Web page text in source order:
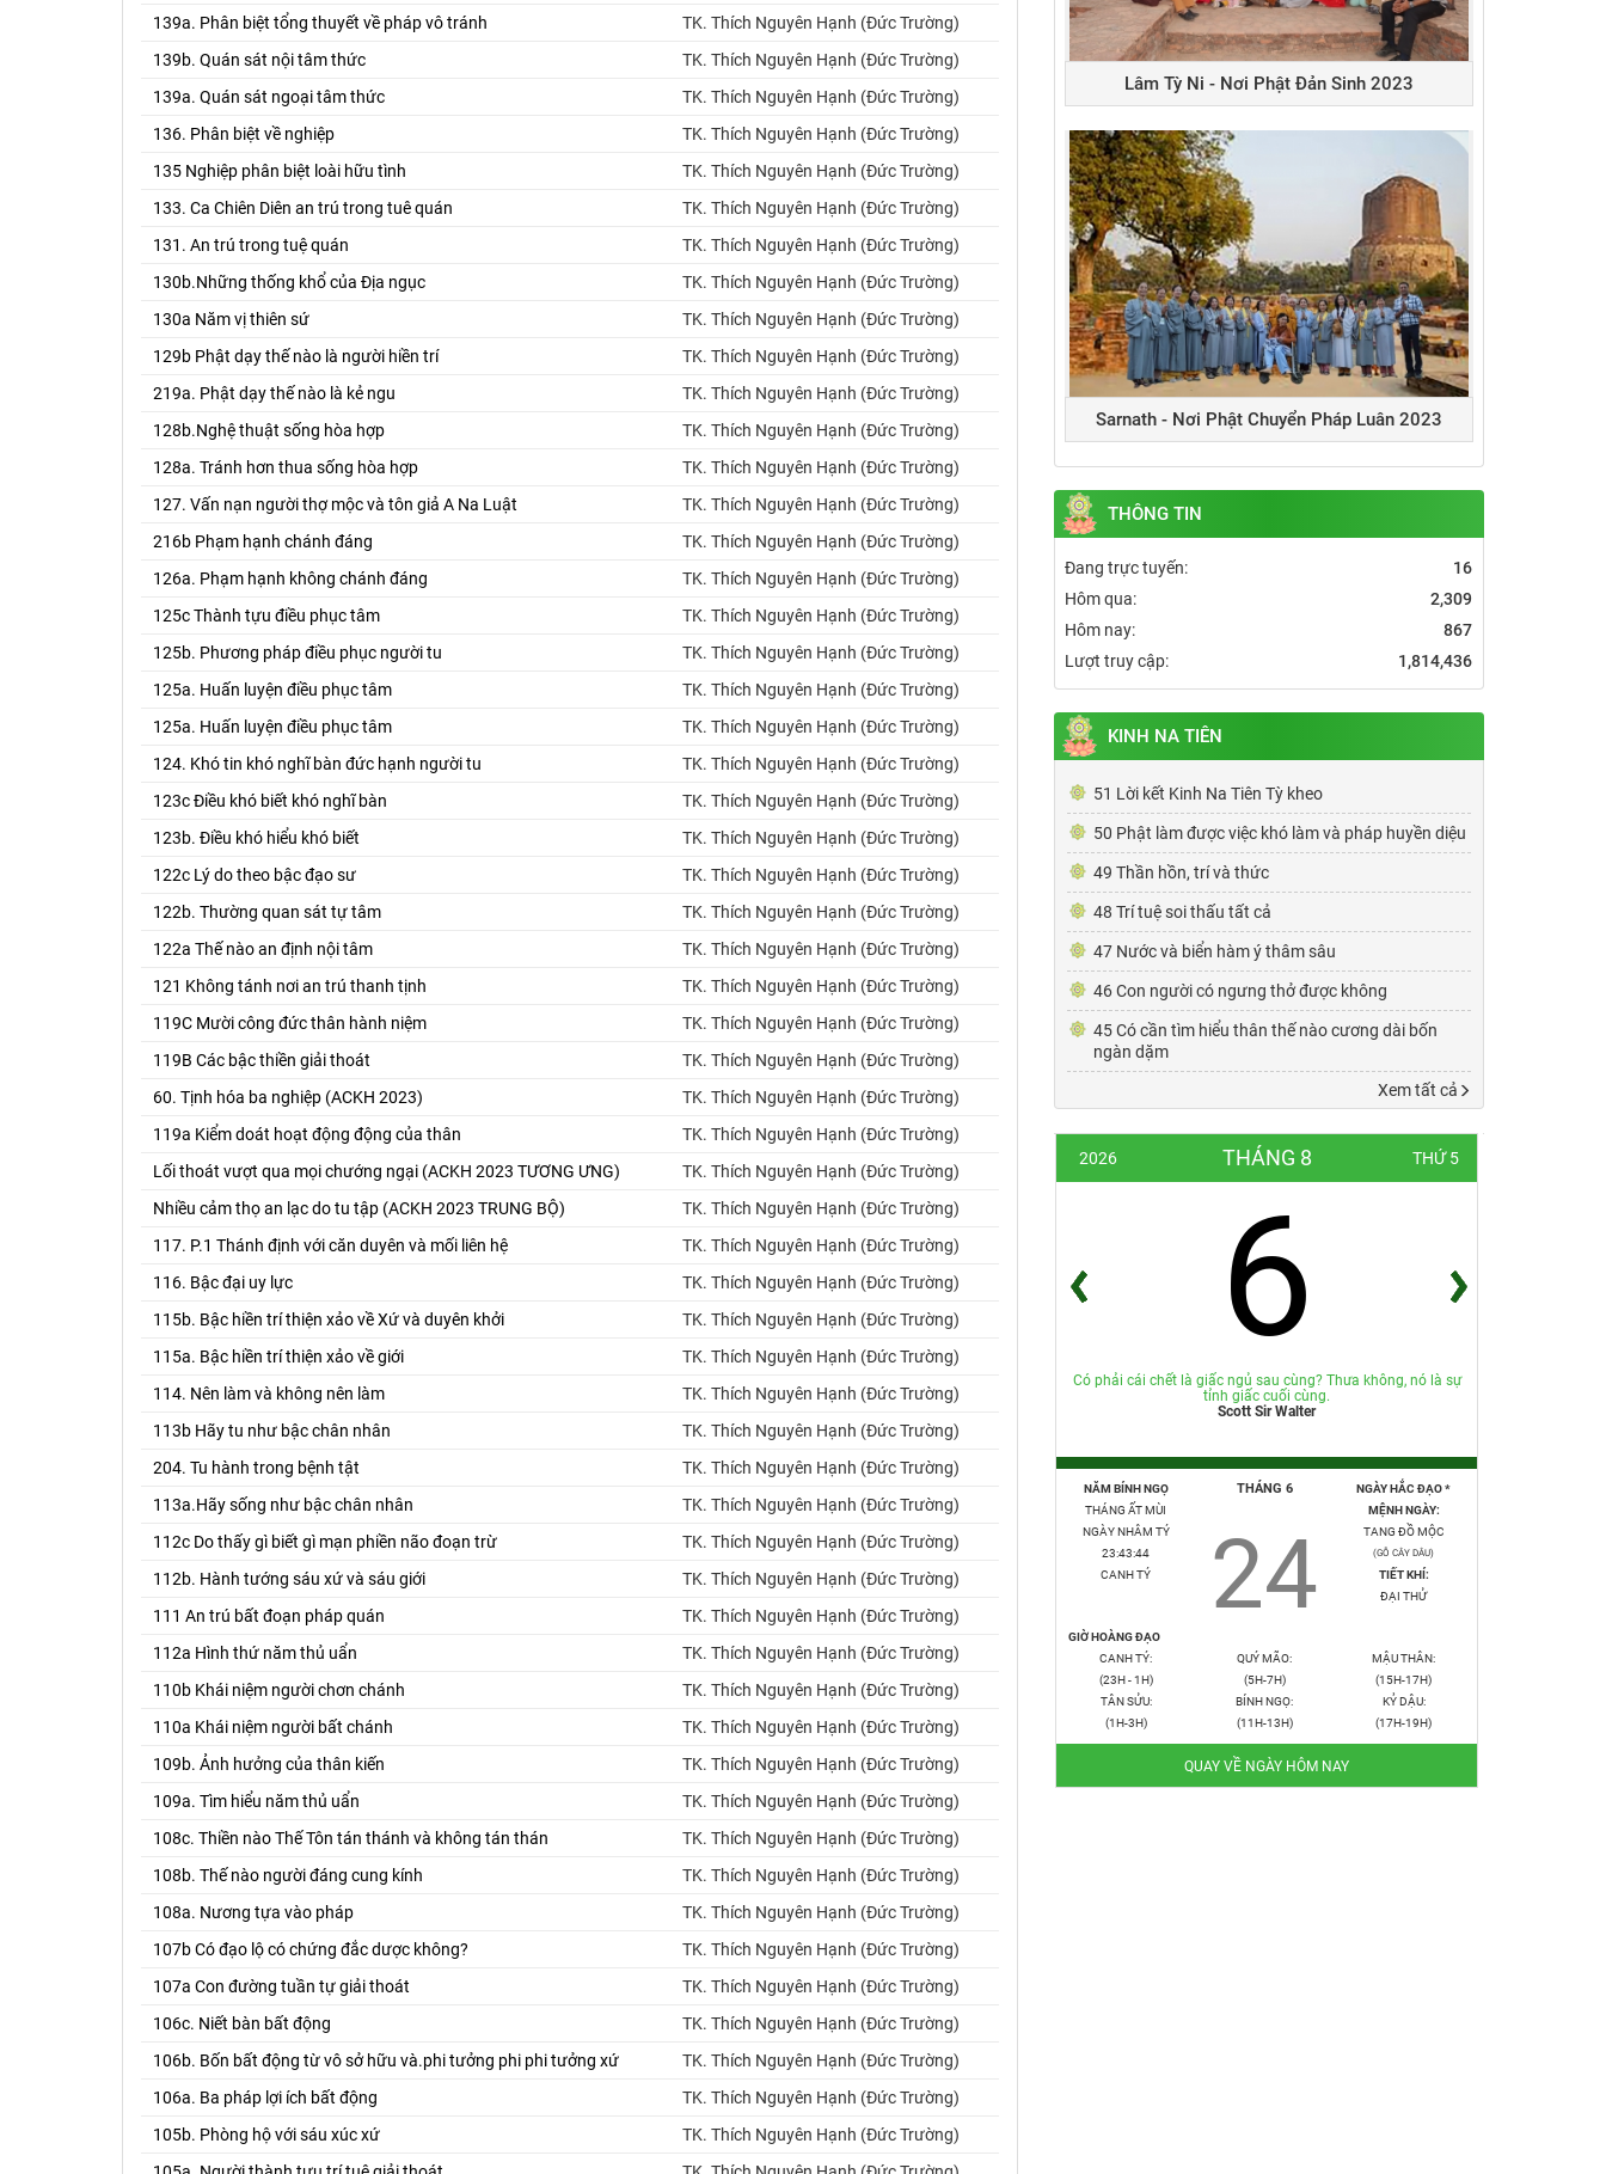
139a. Phân biệt tổng thuyết về pháp vô tránh
TK. Thích Nguyên Hạnh (Đức Trường)
139b. Quán sát nội tâm thức
TK. Thích Nguyên Hạnh (Đức Trường)
139a. Quán sát ngoại tâm thức
TK. Thích Nguyên Hạnh (Đức Trường)
136. Phân biệt về nghiệp
TK. Thích Nguyên Hạnh (Đức Trường)
135 Nghiệp phân biệt loài hữu tình
TK. Thích Nguyên Hạnh (Đức Trường)
133. Ca Chiên Diên an trú trong tuê quán
TK. Thích Nguyên Hạnh (Đức Trường)
131. An trú trong tuệ quán
TK. Thích Nguyên Hạnh (Đức Trường)
130b.Những thống khổ của Địa ngục
TK. Thích Nguyên Hạnh (Đức Trường)
130a Năm vị thiên sứ
TK. Thích Nguyên Hạnh (Đức Trường)
129b Phật dạy thế nào là người hiền trí
TK. Thích Nguyên Hạnh (Đức Trường)
219a. Phật dạy thế nào là kẻ ngu
TK. Thích Nguyên Hạnh (Đức Trường)
128b.Nghệ thuật sống hòa hợp
TK. Thích Nguyên Hạnh (Đức Trường)
128a. Tránh hơn thua sống hòa hợp
TK. Thích Nguyên Hạnh (Đức Trường)
127. Vấn nạn người thợ mộc và tôn giả A Na Luật
TK. Thích Nguyên Hạnh (Đức Trường)
216b Phạm hạnh chánh đáng
TK. Thích Nguyên Hạnh (Đức Trường)
126a. Phạm hạnh không chánh đáng
TK. Thích Nguyên Hạnh (Đức Trường)
125c Thành tựu điều phục tâm
TK. Thích Nguyên Hạnh (Đức Trường)
125b. Phương pháp điều phục người tu
TK. Thích Nguyên Hạnh (Đức Trường)
125a. Huấn luyện điều phục tâm
TK. Thích Nguyên Hạnh (Đức Trường)
125a. Huấn luyện điều phục tâm
TK. Thích Nguyên Hạnh (Đức Trường)
124. Khó tin khó nghĩ bàn đức hạnh người tu
TK. Thích Nguyên Hạnh (Đức Trường)
123c Điều khó biết khó nghĩ bàn
TK. Thích Nguyên Hạnh (Đức Trường)
123b. Điều khó hiểu khó biết
TK. Thích Nguyên Hạnh (Đức Trường)
122c Lý do theo bậc đạo sư
TK. Thích Nguyên Hạnh (Đức Trường)
122b. Thường quan sát tự tâm
TK. Thích Nguyên Hạnh (Đức Trường)
122a Thế nào an định nội tâm
TK. Thích Nguyên Hạnh (Đức Trường)
121 Không tánh nơi an trú thanh tịnh
TK. Thích Nguyên Hạnh (Đức Trường)
119C Mười công đức thân hành niệm
TK. Thích Nguyên Hạnh (Đức Trường)
119B Các bậc thiền giải thoát
TK. Thích Nguyên Hạnh (Đức Trường)
60. Tịnh hóa ba nghiệp (ACKH 2023)
TK. Thích Nguyên Hạnh (Đức Trường)
119a Kiểm doát hoạt động động của thân
TK. Thích Nguyên Hạnh (Đức Trường)
Lối thoát vượt qua mọi chướng ngại (ACKH 2023 TƯƠNG ƯNG)
TK. Thích Nguyên Hạnh (Đức Trường)
Nhiều cảm thọ an lạc do tu tập (ACKH 2023 TRUNG BỘ)
TK. Thích Nguyên Hạnh (Đức Trường)
117. P.1 Thánh định với căn duyên và mối liên hệ
TK. Thích Nguyên Hạnh (Đức Trường)
116. Bậc đại uy lực
TK. Thích Nguyên Hạnh (Đức Trường)
115b. Bậc hiền trí thiện xảo về Xứ và duyên khởi
TK. Thích Nguyên Hạnh (Đức Trường)
115a. Bậc hiền trí thiện xảo về giới
TK. Thích Nguyên Hạnh (Đức Trường)
114. Nên làm và không nên làm
TK. Thích Nguyên Hạnh (Đức Trường)
113b Hãy tu như bậc chân nhân
TK. Thích Nguyên Hạnh (Đức Trường)
204. Tu hành trong bệnh tật
TK. Thích Nguyên Hạnh (Đức Trường)
113a.Hãy sống như bậc chân nhân
TK. Thích Nguyên Hạnh (Đức Trường)
112c Do thấy gì biết gì mạn phiền não đoạn trừ
TK. Thích Nguyên Hạnh (Đức Trường)
112b. Hành tướng sáu xứ và sáu giới
TK. Thích Nguyên Hạnh (Đức Trường)
111 An trú bất đoạn pháp quán
TK. Thích Nguyên Hạnh (Đức Trường)
112a Hình thứ năm thủ uẩn
TK. Thích Nguyên Hạnh (Đức Trường)
110b Khái niệm người chơn chánh
TK. Thích Nguyên Hạnh (Đức Trường)
110a Khái niệm người bất chánh
TK. Thích Nguyên Hạnh (Đức Trường)
109b. Ảnh hưởng của thân kiến
TK. Thích Nguyên Hạnh (Đức Trường)
109a. Tìm hiểu năm thủ uẩn
TK. Thích Nguyên Hạnh (Đức Trường)
108c. Thiền nào Thế Tôn tán thánh và không tán thán
TK. Thích Nguyên Hạnh (Đức Trường)
108b. Thế nào người đáng cung kính
TK. Thích Nguyên Hạnh (Đức Trường)
108a. Nương tựa vào pháp
TK. Thích Nguyên Hạnh (Đức Trường)
107b Có đạo lộ có chứng đắc dược không?
TK. Thích Nguyên Hạnh (Đức Trường)
107a Con đường tuần tự giải thoát
TK. Thích Nguyên Hạnh (Đức Trường)
106c. Niết bàn bất động
TK. Thích Nguyên Hạnh (Đức Trường)
106b. Bốn bất động từ vô sở hữu và.phi tưởng phi phi tưởng xứ
TK. Thích Nguyên Hạnh (Đức Trường)
106a. Ba pháp lợi ích bất động
TK. Thích Nguyên Hạnh (Đức Trường)
105b. Phòng hộ với sáu xúc xứ
TK. Thích Nguyên Hạnh (Đức Trường)
Lâm Tỳ Ni - Nơi Phật Đản Sinh 2023
Sarnath - Nơi Phật Chuyển Pháp Luân 2023
THÔNG TIN
Đang trực tuyến:
16
Hôm qua:
2,309
Hôm nay:
867
Lượt truy cập:
1,814,436
KINH NA TIÊN
51 Lời kết Kinh Na Tiên Tỳ kheo
50 Phật làm được việc khó làm và pháp huyền diệu
49 Thần hồn, trí và thức
48 Trí tuệ soi thấu tất cả
47 Nước và biển hàm ý thâm sâu
46 Con người có ngưng thở được không
45 Có cần tìm hiểu thân thế nào cương dài bốn
ngàn dặm
Xem tất cả
2026 THÁNG 8 THỨ 5
6
Có phải cái chết là giấc ngủ sau cùng? Thưa không, nó là sự
tỉnh giấc cuối cùng.
Scott Sir Walter
NĂM BÍNH NGỌ
THÁNG ẤT MÙI
NGÀY NHÂM TÝ
23:43:45
CANH TÝ
THÁNG 6
24
NGÀY HẮC ĐẠO *
MỆNH NGÀY:
TANG ĐỒ MỘC
(GỖ CÂY DÂU)
TIẾT KHÍ:
ĐẠI THỬ
GIỜ HOÀNG ĐẠO
CANH TÝ:
(23H - 1H)
TÂN SỬU:
(1H-3H)
QUÝ MÃO:
(5H-7H)
BÍNH NGỌ:
(11H-13H)
MẬU THÂN:
(15H-17H)
KỶ DẬU:
(17H-19H)
QUAY VỀ NGÀY HÔM NAY